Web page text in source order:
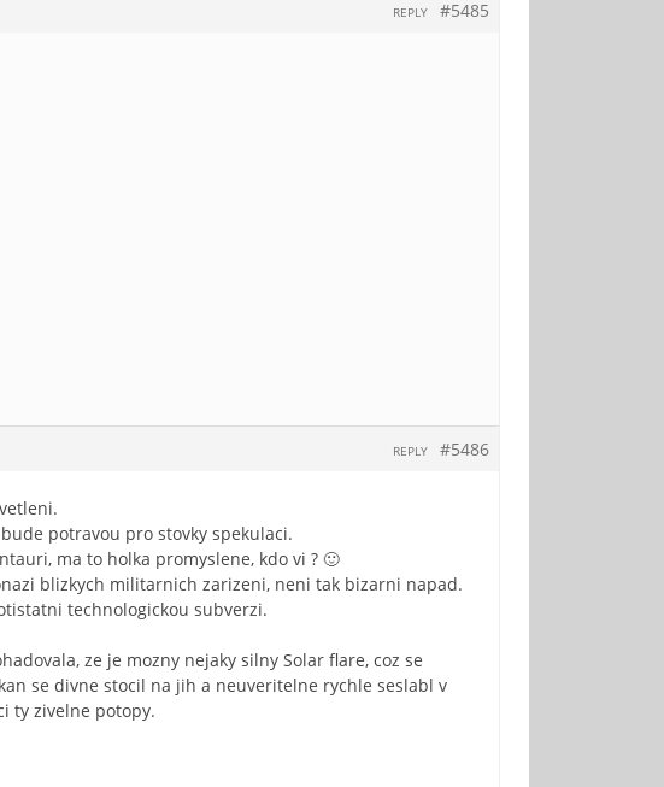
#5485
REPLY
#5486
REPLY
potravou pro stovky spekulaci.
ma to holka promyslene, kdo vi ? 🙂
blizkych militarnich zarizeni, neni tak bizarni napad.
technologickou subverzi.
ze je mozny nejaky silny Solar flare, coz se
se divne stocil na jih a neuveritelne rychle seslabl v
ty zivelne potopy.